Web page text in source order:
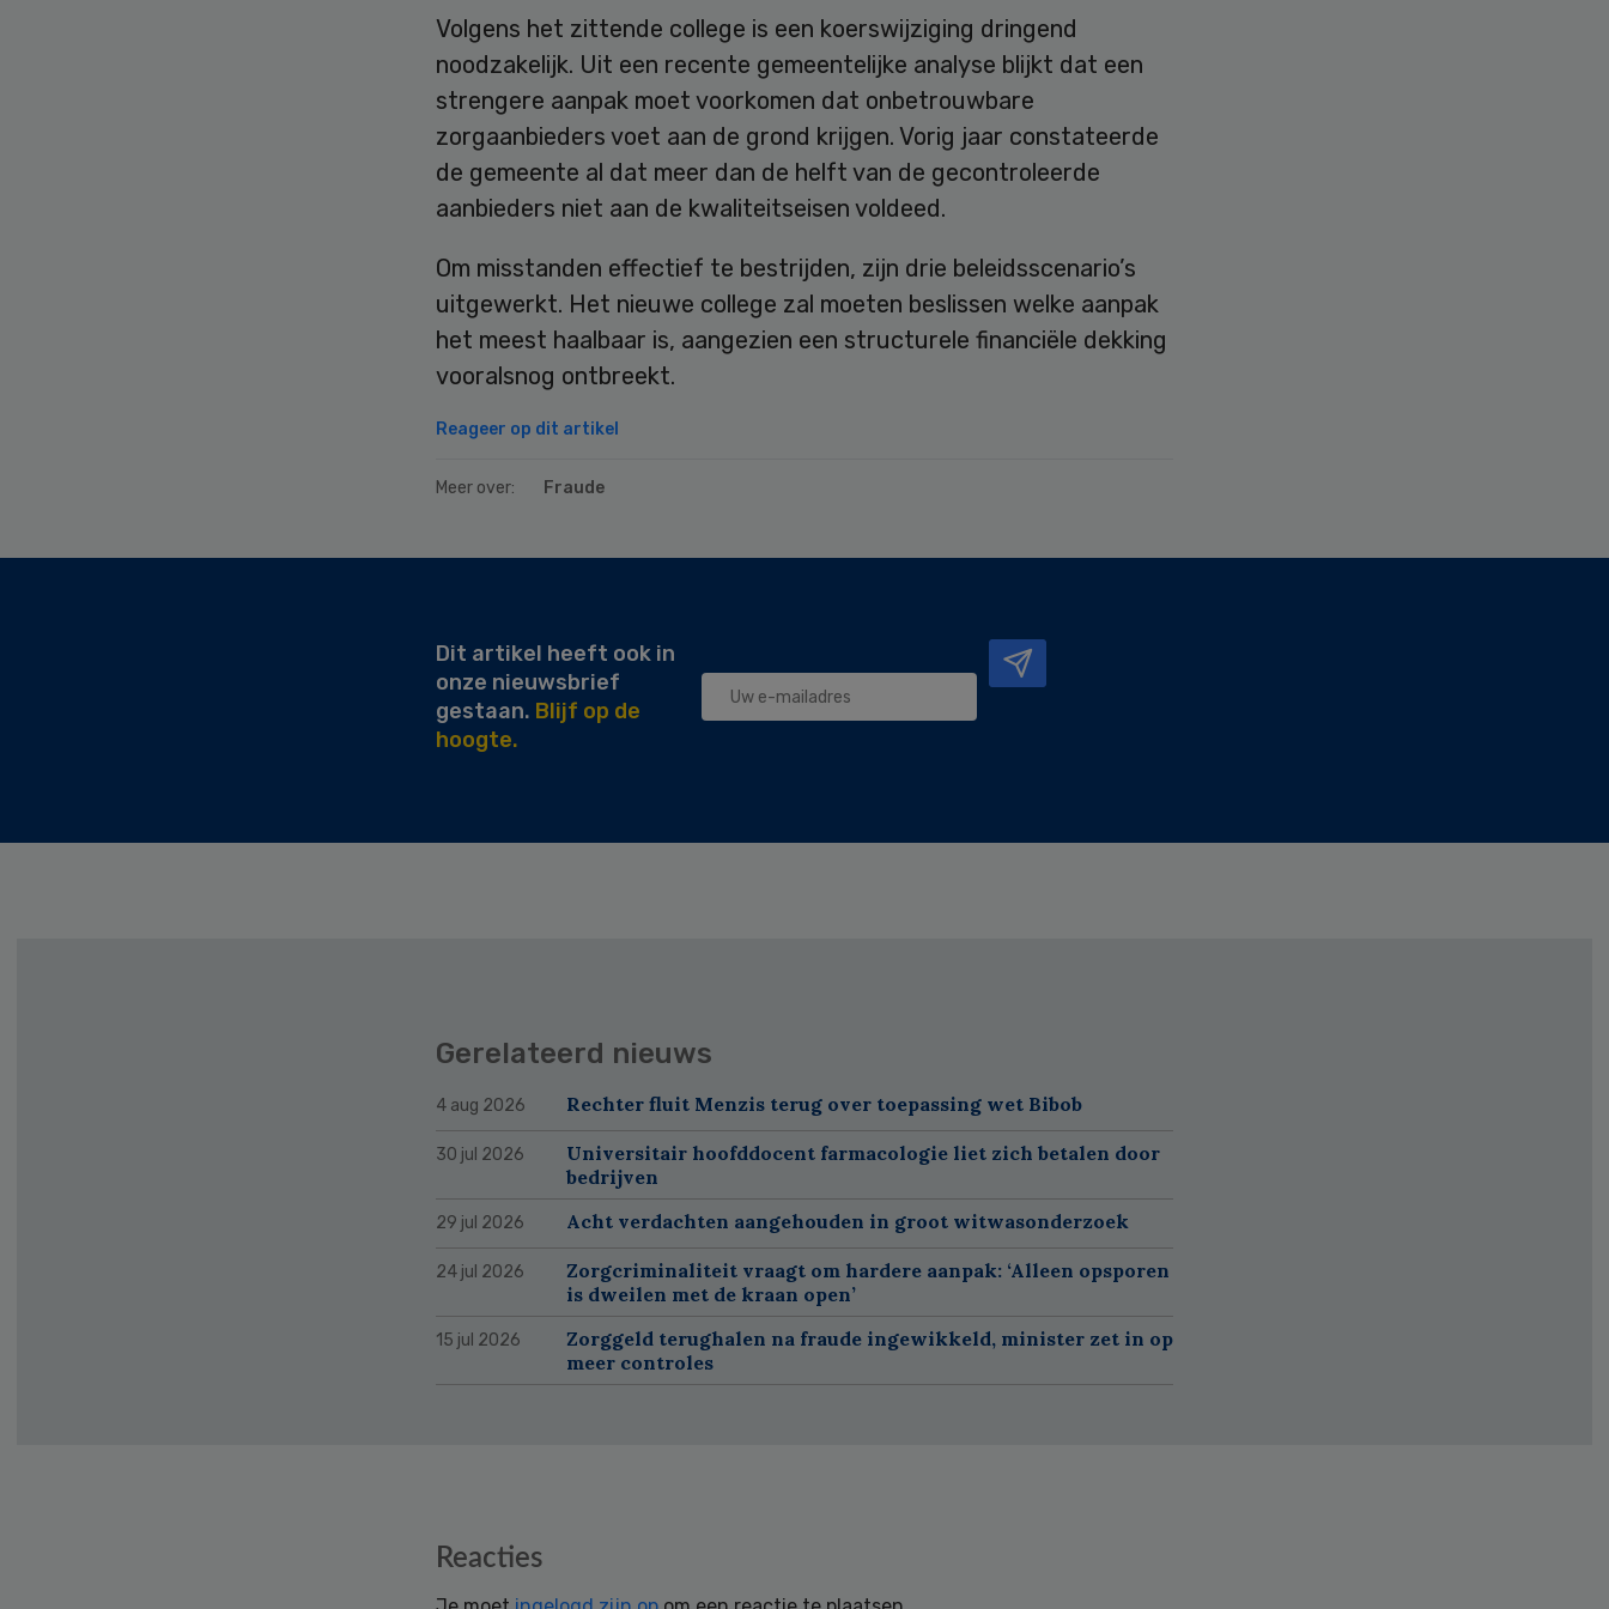
Volgens het zittende college is een koerswijziging dringend
noodzakelijk. Uit een recente gemeentelijke analyse blijkt dat een
strengere aanpak moet voorkomen dat onbetrouwbare
zorgaanbieders voet aan de grond krijgen. Vorig jaar constateerde
de gemeente al dat meer dan de helft van de gecontroleerde
aanbieders niet aan de kwaliteitseisen voldeed.
Om misstanden effectief te bestrijden, zijn drie beleidsscenario’s
uitgewerkt. Het nieuwe college zal moeten beslissen welke aanpak
het meest haalbaar is, aangezien een structurele financiële dekking
vooralsnog ontbreekt.
Reageer op dit artikel
Meer over: Fraude
Dit artikel heeft ook in
onze nieuwsbrief
gestaan. Blijf op de
hoogte.
Gerelateerd nieuws
4 aug 2026 Rechter fluit Menzis terug over toepassing wet Bibob
30 jul 2026
Universitair hoofddocent farmacologie liet zich betalen door
bedrijven
29 jul 2026 Acht verdachten aangehouden in groot witwasonderzoek
24 jul 2026
Zorgcriminaliteit vraagt om hardere aanpak: ‘Alleen opsporen
is dweilen met de kraan open’
15 jul 2026
Zorggeld terughalen na fraude ingewikkeld, minister zet in op
meer controles
Reacties